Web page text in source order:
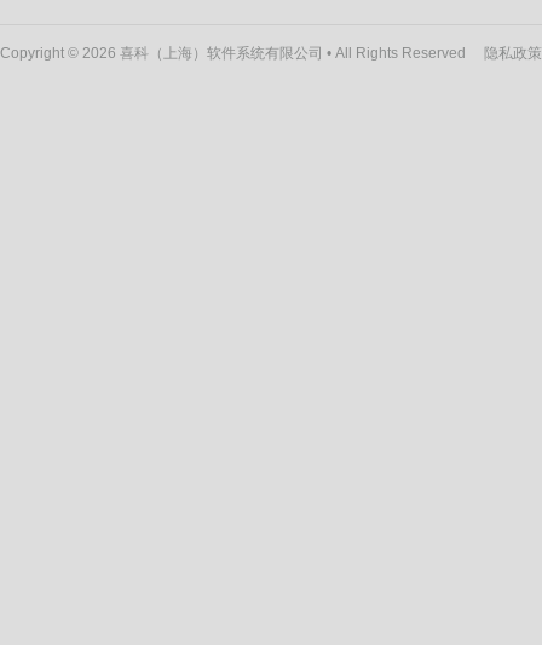
Copyright © 2026 喜科（上海）软件系统有限公司 • All Rights Reserved 隐私政策